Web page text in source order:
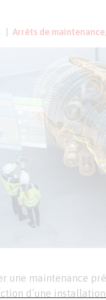
Arrêts de maintenance,
une maintenance
d’une